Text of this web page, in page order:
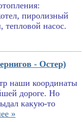
пиролизный
тепловой насос.
- Остер)
наши координаты
дороге. Но
какую-то
»